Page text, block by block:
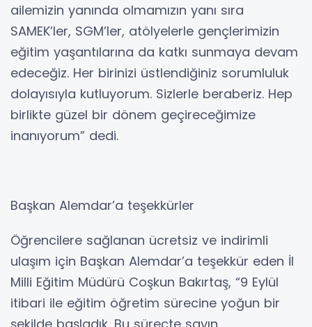
ailemizin yanında olmamızın yanı sıra
SAMEK’ler, SGM’ler, atölyelerle gençlerimizin
eğitim yaşantılarına da katkı sunmaya devam
edeceğiz. Her birinizi üstlendiğiniz sorumluluk
dolayısıyla kutluyorum. Sizlerle beraberiz. Hep
birlikte güzel bir dönem geçireceğimize
inanıyorum” dedi.
Başkan Alemdar’a teşekkürler
Öğrencilere sağlanan ücretsiz ve indirimli
ulaşım için Başkan Alemdar’a teşekkür eden İl
Milli Eğitim Müdürü Coşkun Bakırtaş, “9 Eylül
itibari ile eğitim öğretim sürecine yoğun bir